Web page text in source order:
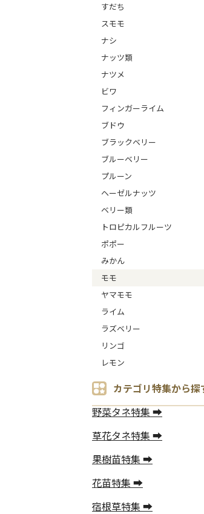
すだち
スモモ
ナシ
ナッツ類
ナツメ
ビワ
フィンガーライム
ブドウ
ブラックベリー
ブルーベリー
プルーン
ヘーゼルナッツ
ベリー類
トロピカルフルーツ
ポポー
みかん
モモ
ヤマモモ
ライム
ラズベリー
リンゴ
レモン
カテゴリ特集から探
野菜タネ特集 ➡
草花タネ特集 ➡
果樹苗特集 ➡
花苗特集 ➡
宿根草特集 ➡